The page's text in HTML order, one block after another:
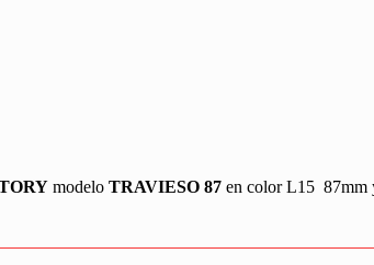
modelo TRAVIESO 87 en color L15 87mm